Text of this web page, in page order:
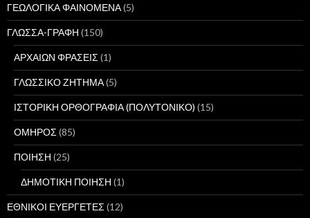
ΓΕΩΛΟΓΙΚΑ ΦΑΙΝΟΜΕΝΑ(5)
ΓΛΩΣΣΑ-ΓΡΑΦΗ (150)
ΑΡΧΑΙΩΝ ΦΡΑΣΕΙΣ (1)
ΓΛΩΣΣΙΚΟ ΖΗΤΗΜΑ(5)
ΙΣΤΟΡΙΚΗ ΟΡΘΟΓΡΑΦΙΑ (ΠΟΛΥΤΟΝΙΚΟ) (15)
ΟΜΗΡΟΣ (85)
ΠΟΙΗΣΗ (25)
ΔΗΜΟΤΙΚΗ ΠΟΙΗΣΗ (1)
ΕΘΝΙΚΟΙ ΕΥΕΡΓΕΤΕΣ (12)